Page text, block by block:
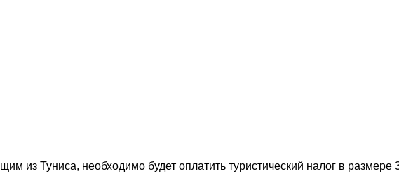
из Туниса, необходимо будет оплатить туристический налог в размере